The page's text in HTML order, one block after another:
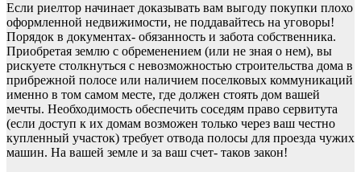
Если риелтор начинает доказывать вам выгоду покупки плохо
оформленной недвижимости, не поддавайтесь на уговоры!
Порядок в документах- обязанность и забота собственника.
Приобретая землю с обременением (или не зная о нем), вы
рискуете столкнуться с невозможностью строительства дома в
прибрежной полосе или наличием поселковых коммуникаций
именно в том самом месте, где должен стоять дом вашей
мечты. Необходимость обеспечить соседям право сервитута
(если доступ к их домам возможен только через ваш честно
купленный участок) требует отвода полосы для проезда чужих
машин. На вашей земле и за ваш счет- таков закон!